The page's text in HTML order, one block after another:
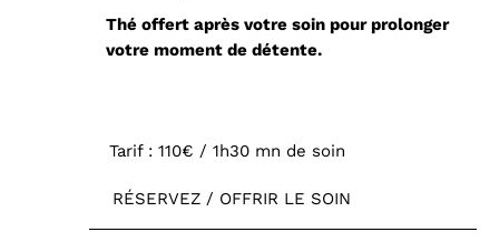
Thé offert après votre soin pour prolonger
votre moment de détente.
Tarif : 110€ / 1h30 mn de soin
RÉSERVEZ / OFFRIR LE SOIN